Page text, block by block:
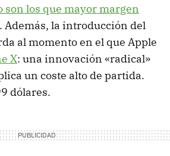
son los que mayor margen
Además, la introducción del
al momento en el que Apple
X: una innovación «radical»
un coste alto de partida.
dólares.